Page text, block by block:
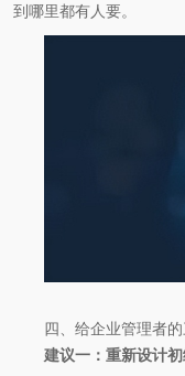
到哪里都有人要。
四、给企业管理者
建议一：重新设计初